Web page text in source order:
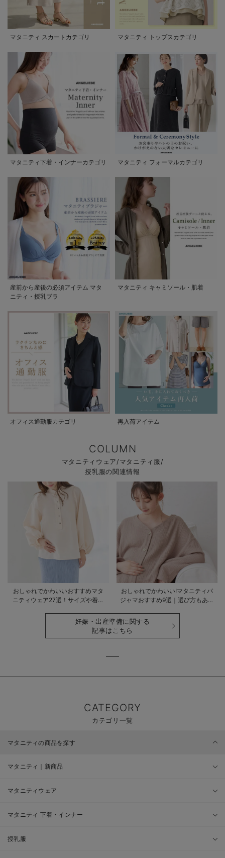
マタニティ スカートカテゴリ マタニティ トップスカテゴリ
マタニティ下着・インナーカテゴリ マタニティ フォーマルカテゴリ
産前から産後の必須アイテム マタ
ニティ・授乳ブラ
マタニティ キャミソール・肌着
オフィス通勤服カテゴリ 再入荷アイテム
COLUMN
マタニティウェア/マタニティ服/
授乳服の関連情報
おしゃれでかわいいおすすめマタ
ニティウェア27選！サイズや着る
おしゃれでかわいい!マタニティパ
ジャマおすすめ9選｜選び方もあわ
妊娠・出産準備に関する
記事はこちら
CATEGORY
カテゴリ一覧
マタニティの商品を探す
マタニティ｜新商品
マタニティウェア
マタニティ 下着・インナー
授乳服